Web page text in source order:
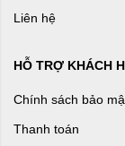
Liên hệ
HỖ TRỢ KHÁCH
Chính sách bảo
Thanh toán